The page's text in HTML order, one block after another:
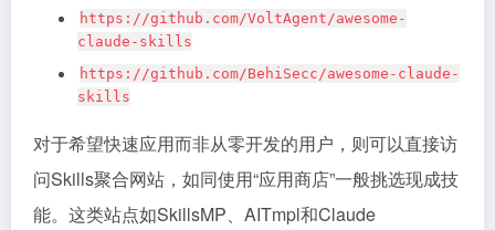
https://github.com/VoltAgent/awesome-
claude-skills
https://github.com/BehiSecc/awesome-claude-
skills
对于希望快速应用而非从零开发的用户，则可以直接访
问Skills聚合网站，如同使用“应用商店”一般挑选现成技
能。这类站点如SkillsMP、AITmpl和Claude